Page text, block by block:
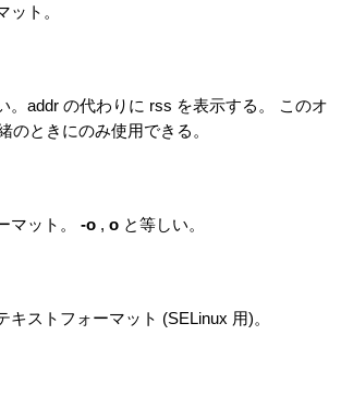
ット。
。addr の代わりに rss を表示する。 このオ
のときにのみ使用できる。
マット。 -o , o と等しい。
キストフォーマット (SELinux 用)。